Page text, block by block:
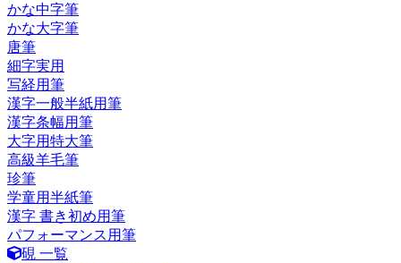
かな中字筆
かな大字筆
唐筆
細字実用
写経用筆
漢字一般半紙用筆
漢字条幅用筆
大字用特大筆
高級羊毛筆
珍筆
学童用半紙筆
漢字 書き初め用筆
パフォーマンス用筆
硯 一覧